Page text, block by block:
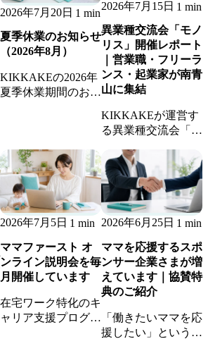
2026年7月20日 1 min
夏季休業のお知らせ
（2026年8月）
KIKKAKEの2026年
夏季休業期間のお知
稼働体制についてご
案内します。
2026年7月15日 1 min
異業種交流会「モノ
リス」開催レポート
｜営業職・フリーラ
ンス・起業家が南青
山に集結
KIKKAKEが運営す
る異業種交流会「モ
ート。営業職・フリ
ーランス・起業家が
集まり、新しいビジ
ネスのきっかけが生
まれました。
2026年7月5日 1 min
ママファースト オ
ンライン説明会を毎
月開催しています
在宅ワーク特化のキ
ャリア支援プログラ
2026年6月25日 1 min
ママを応援するスポ
ンサー企業さまが増
えています｜協賛特
典のご紹介
「働きたいママを応
援したい」という想